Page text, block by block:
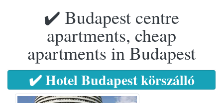
✔️ Budapest centre
apartments, cheap
apartments in Budapest
✔️ Hotel Budapest körszálló